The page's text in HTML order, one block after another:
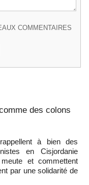
COMMENTAIRES
des colons
à bien des
en Cisjordanie
et commettent
par une solidarité de